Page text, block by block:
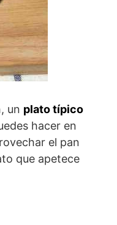
un plato típico
hacer en
el pan
que apetece